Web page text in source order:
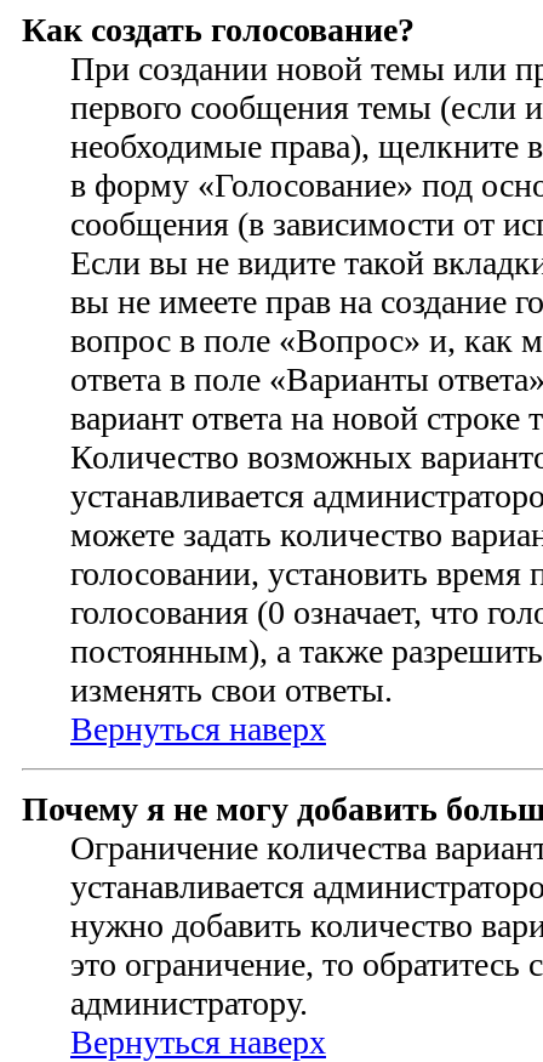
Как создать голосование?
При создании новой темы или
первого сообщения темы (если
необходимые права), щелкните
в форму «Голосование» под
сообщения (в зависимости от
Если вы не видите такой
вы не имеете прав на создание
вопрос в поле «Вопрос» и, как
ответа в поле «Варианты
вариант ответа на новой строке
Количество возможных
устанавливается
можете задать количество
голосовании, установить время
голосования (0 означает, что
постоянным), а также
изменять свои ответы.
Вернуться наверх
Почему я не могу добавить
Ограничение количества
устанавливается
нужно добавить количество
это ограничение, то
администратору.
Вернуться наверх